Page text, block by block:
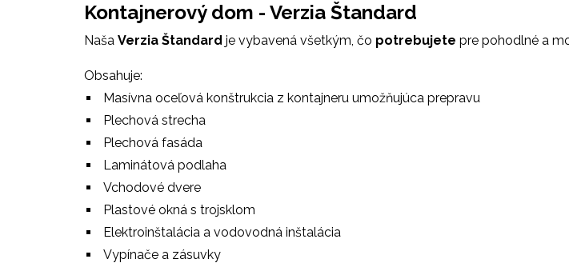
Kontajnerový dom - Verzia Štandard
Naša Verzia Štandard je vybavená všetkým, čo potrebujete pre pohodlné a
Obsahuje:
Masívna oceľová konštrukcia z kontajneru umožňujúca prepravu
Plechová strecha
Plechová fasáda
Laminátová podlaha
Vchodové dvere
Plastové okná s trojsklom
Elektroinštalácia a vodovodná inštalácia
Vypínače a zásuvky